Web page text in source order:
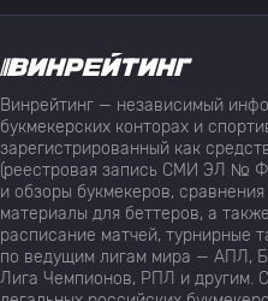
Винрейтинг — независимый
букмекерских конторах и
зарегистрированный как
(реестровая запись СМИ ЭЛ №
и обзоры букмекеров,
материалы для беттеров, а
расписание матчей, турнирные
по ведущим лигам мира — АПЛ,
Лига Чемпионов, РПЛ и другим.